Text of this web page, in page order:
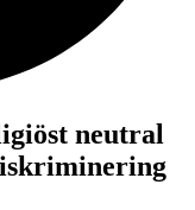
neutral